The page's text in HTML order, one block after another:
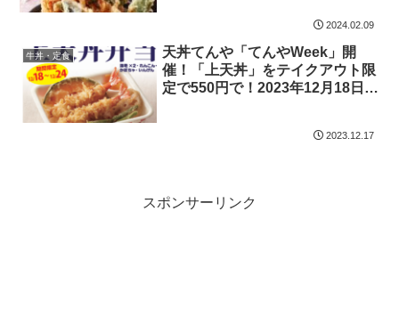
2024.02.09
牛丼・定食
天丼てんや「てんやWeek」開
催！「上天丼」をテイクアウト限
定で550円で！2023年12月18日
2023.12.17
スポンサーリンク